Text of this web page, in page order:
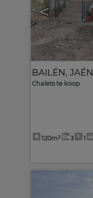
<
BAILÉN, JAÉN
Chalets te koop
120m² 3 1